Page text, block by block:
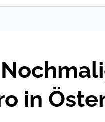
in